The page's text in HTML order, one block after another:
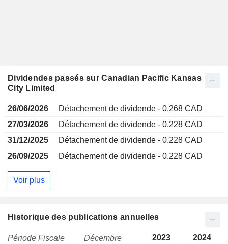
Dividendes passés sur Canadian Pacific Kansas
City Limited
26/06/2026
Détachement de dividende - 0.268 CAD
27/03/2026
Détachement de dividende - 0.228 CAD
31/12/2025
Détachement de dividende - 0.228 CAD
26/09/2025
Détachement de dividende - 0.228 CAD
Voir plus
Historique des publications annuelles
Période Fiscale Décembre 2023 2024